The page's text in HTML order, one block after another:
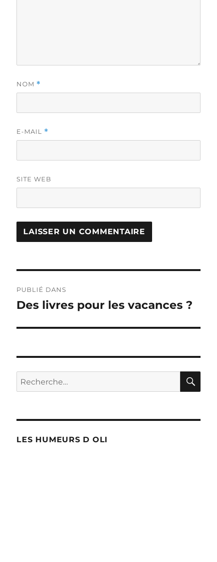
NOM *
E-MAIL *
SITE WEB
de
PUBLIÉ DANS
Des livres pour les vacances ?
Recherche
pour :
LES HUMEURS D OLI